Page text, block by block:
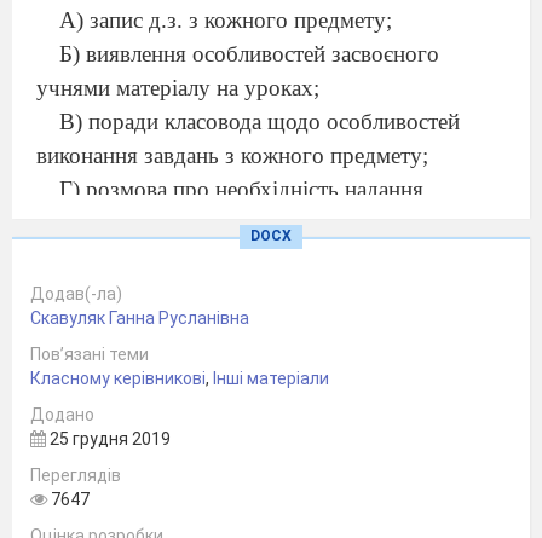
А) запис д.з. з кожного предмету;
Б) виявлення особливостей засвоєного
учнями матеріалу на уроках;
В) поради класовода щодо особливостей
виконання завдань з кожного предмету;
Г) розмова про необхідність надання
індивідуальної допомоги учням (записати
прізвища учнів та зміст допомоги, яка
необхідна кожному з них).
2. Підготовка дітей до обіду. Обід. (13.10 –
13.40).
Мета:закріплювати елементарні знання і
навички з особистої гігієни, привчати дітей до
столом, виховувати навички користування
столовими приборами, виховувати повагу до
DOCX
Додав(-ла)
Скавуляк Ганна Русланівна
Пов’язані теми
Класному керівникові, Інші матеріали
Додано
25 грудня 2019
Переглядів
7647